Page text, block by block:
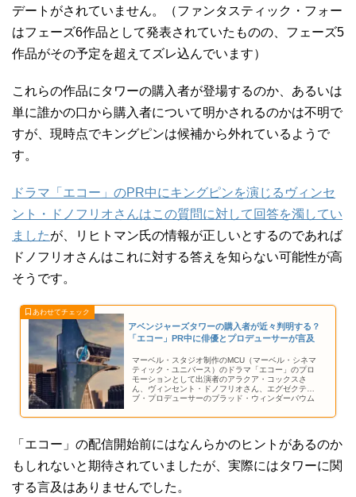
デートがされていません。（ファンタスティック・フォー
はフェーズ6作品として発表されていたものの、フェーズ5
作品がその予定を超えてズレ込んでいます）
これらの作品にタワーの購入者が登場するのか、あるいは
単に誰かの口から購入者について明かされるのかは不明で
すが、現時点でキングピンは候補から外れているようで
す。
ドラマ「エコー」のPR中にキングピンを演じるヴィンセ
ント・ドノフリオさんはこの質問に対して回答を濁してい
ましたが、リヒトマン氏の情報が正しいとするのであれば
ドノフリオさんはこれに対する答えを知らない可能性が高
そうです。
アベンジャーズタワーの購入者が近々判明する？
「エコー」PR中に俳優とプロデューサーが言及
マーベル・スタジオ制作のMCU（マーベル・シネマ
ティック・ユニバース）のドラマ「エコー」のプロ
モーションとして出演者のアラクア・コックスさ
ん、ヴィンセント・ドノフリオさん、エグゼクティ
ブ・プロデューサーのブラッド・ウィンダーバウム
ビューに応じた中で、アベンジャーズタワーに関す
「エコー」の配信開始前にはなんらかのヒントがあるのか
もしれないと期待されていましたが、実際にはタワーに関
する言及はありませんでした。